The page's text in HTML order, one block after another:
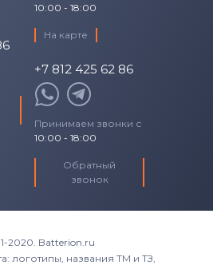
10:00 - 18:00
На карте
+7 812 425 62 86
Принимаем звонки с
10:00 - 18:00
Обратный
звонок
2020. Batterion.ru
логотипы, названия ТМ и ТЗ,